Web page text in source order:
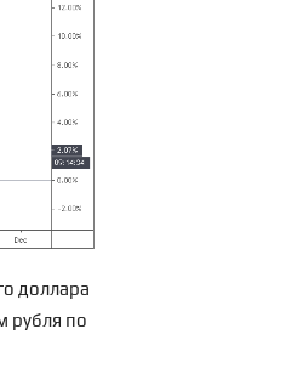
доллара
рубля по